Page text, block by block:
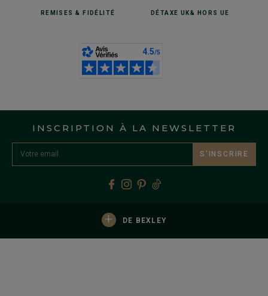
REMISES& FIDÉLITÉ DÉTAXE UK& HORS UE
INSCRIPTION À LA NEWSLETTER
S’INSCRIRE
+ DE BEXLEY